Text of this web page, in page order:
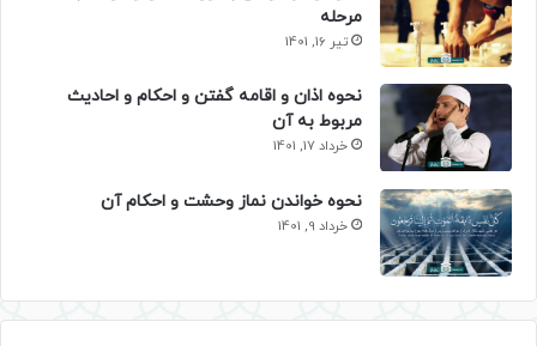
مرحله
تیر 16, 1401
نحوه اذان و اقامه گفتن و احکام و احادیث
مربوط به آن
خرداد 17, 1401
نحوه خواندن نماز وحشت و احکام آن
خرداد 9, 1401